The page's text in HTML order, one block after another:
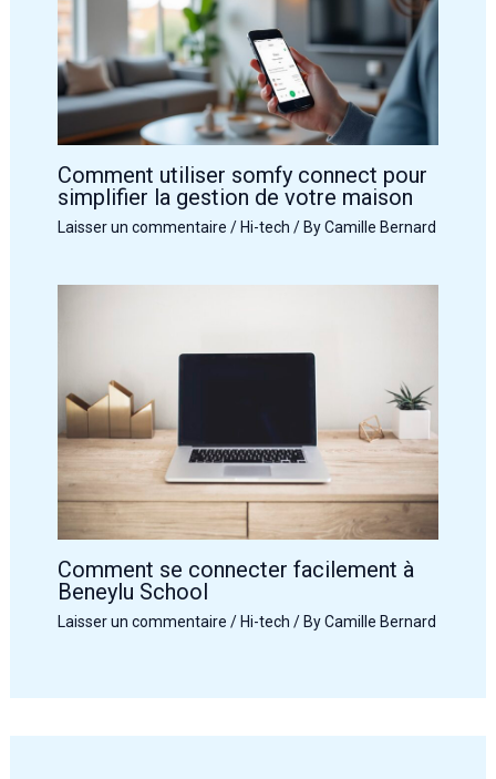
Comment utiliser somfy connect pour
simplifier la gestion de votre maison
Laisser un commentaire / Hi-tech / ByCamille Bernard
Comment se connecter facilement à
Beneylu School
Laisser un commentaire /Hi-tech / ByCamille Bernard